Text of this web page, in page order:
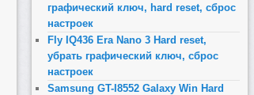
графический ключ, hard reset, сброс
настроек
Fly IQ436 Era Nano 3 Hard reset,
убрать графический ключ, сброс
настроек
Samsung GT-I8552 Galaxy Win Hard